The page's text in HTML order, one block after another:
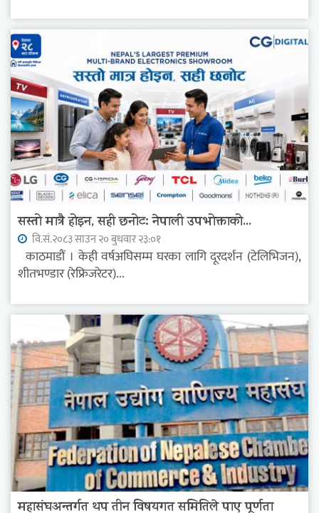
सस्तो मात्रै होइन, सही छनोट: नेपाली उपभोक्ताको...
वि.सं.२०८३ साउन २० बुधवार २३:०१
काठमाडौं । केही वर्षअघिसम्म घरका लागि दूरदर्शन (टेलिभिजन),
शीतभण्डार (रेफ्रिजरेटर)...
महासंघअन्तर्गत थप तीन विषयगत समितिले पाए पूर्णता